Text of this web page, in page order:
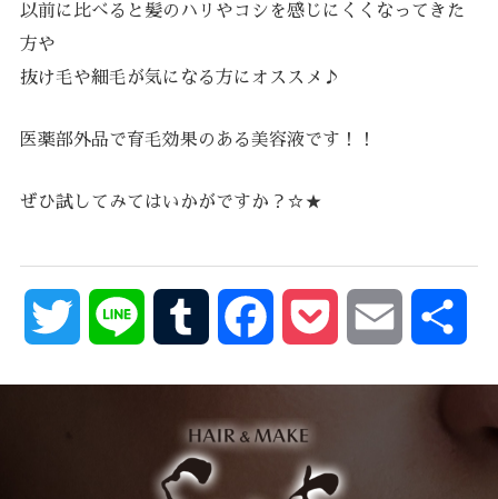
以前に比べると髪のハリやコシを感じにくくなってきた
方や
抜け毛や細毛が気になる方にオススメ♪
医薬部外品で育毛効果のある美容液です！！
ぜひ試してみてはいかがですか？☆★
Twitter Line Tumblr FacebookPocket Email